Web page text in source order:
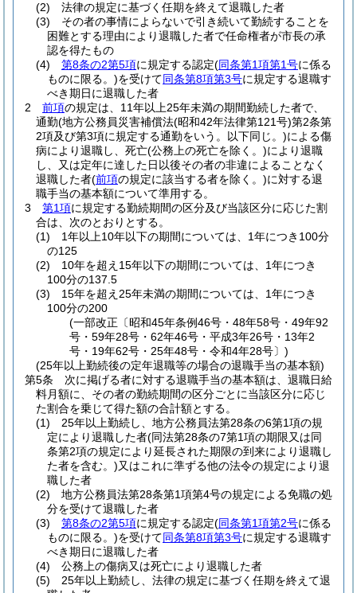
(2)
法律の規定に基づく任期を終えて退職した者
(3)
その者の事情によらないで引き続いて勤続することを
困難とする理由により退職した者で任命権者が市長の承
認を得たもの
(4)
第8条の2第5項に規定する認定(同条第1項第1号に係る
ものに限る。)を受けて同条第8項第3号に規定する退職す
べき期日に退職した者
2
前項の規定は、11年以上25年未満の期間勤続した者で、
通勤(地方公務員災害補償法(昭和42年法律第121号)第2条第
2項及び第3項に規定する通勤をいう。以下同じ。)による傷
病により退職し、死亡(公務上の死亡を除く。)により退職
し、又は定年に達した日以後その者の非違によることなく
退職した者(前項の規定に該当する者を除く。)に対する退
職手当の基本額について準用する。
3
第1項に規定する勤続期間の区分及び当該区分に応じた割
合は、次のとおりとする。
(1)
1年以上10年以下の期間については、1年につき100分
の125
(2)
10年を超え15年以下の期間については、1年につき
100分の137.5
(3)
15年を超え25年未満の期間については、1年につき
100分の200
(一部改正〔昭和45年条例46号・48年58号・49年92
号・59年28号・62年46号・平成3年26号・13年2
号・19年62号・25年48号・令和4年28号〕)
(25年以上勤続後の定年退職等の場合の退職手当の基本額)
第5条
次に掲げる者に対する退職手当の基本額は、退職日給
料月額に、その者の勤続期間の区分ごとに当該区分に応じ
た割合を乗じて得た額の合計額とする。
(1)
25年以上勤続し、地方公務員法第28条の6第1項の規
定により退職した者(同法第28条の7第1項の期限又は同
条第2項の規定により延長された期限の到来により退職し
た者を含む。)又はこれに準ずる他の法令の規定により退
職した者
(2)
地方公務員法第28条第1項第4号の規定による免職の処
分を受けて退職した者
(3)
第8条の2第5項に規定する認定(同条第1項第2号に係る
ものに限る。)を受けて同条第8項第3号に規定する退職す
べき期日に退職した者
(4)
公務上の傷病又は死亡により退職した者
(5)
25年以上勤続し、法律の規定に基づく任期を終えて退